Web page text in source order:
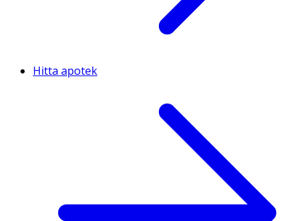
Hitta apotek